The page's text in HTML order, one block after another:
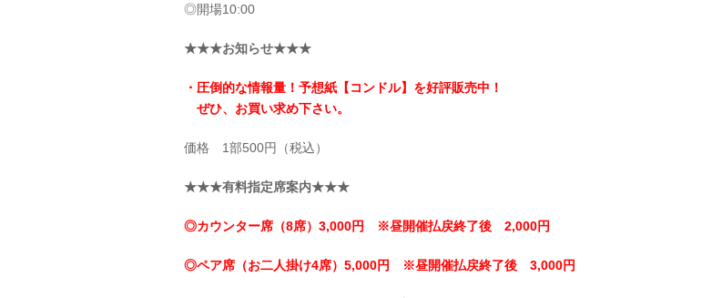
◎開場10:00
★★★お知らせ★★★
・圧倒的な情報量！予想紙【コンドル】を好評販売中！
ぜひ、お買い求め下さい。
価格 1部500円（税込）
★★★有料指定席案内★★★
◎カウンター席（8席）3,000円 ※昼開催払戻終了後 2,000円
◎ペア席（お二人掛け4席）5,000円 ※昼開催払戻終了後 3,000円